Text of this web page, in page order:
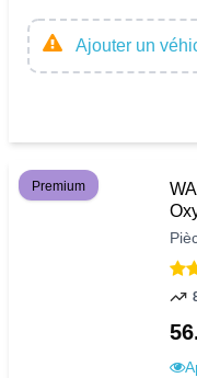
Ajouter un
Premium